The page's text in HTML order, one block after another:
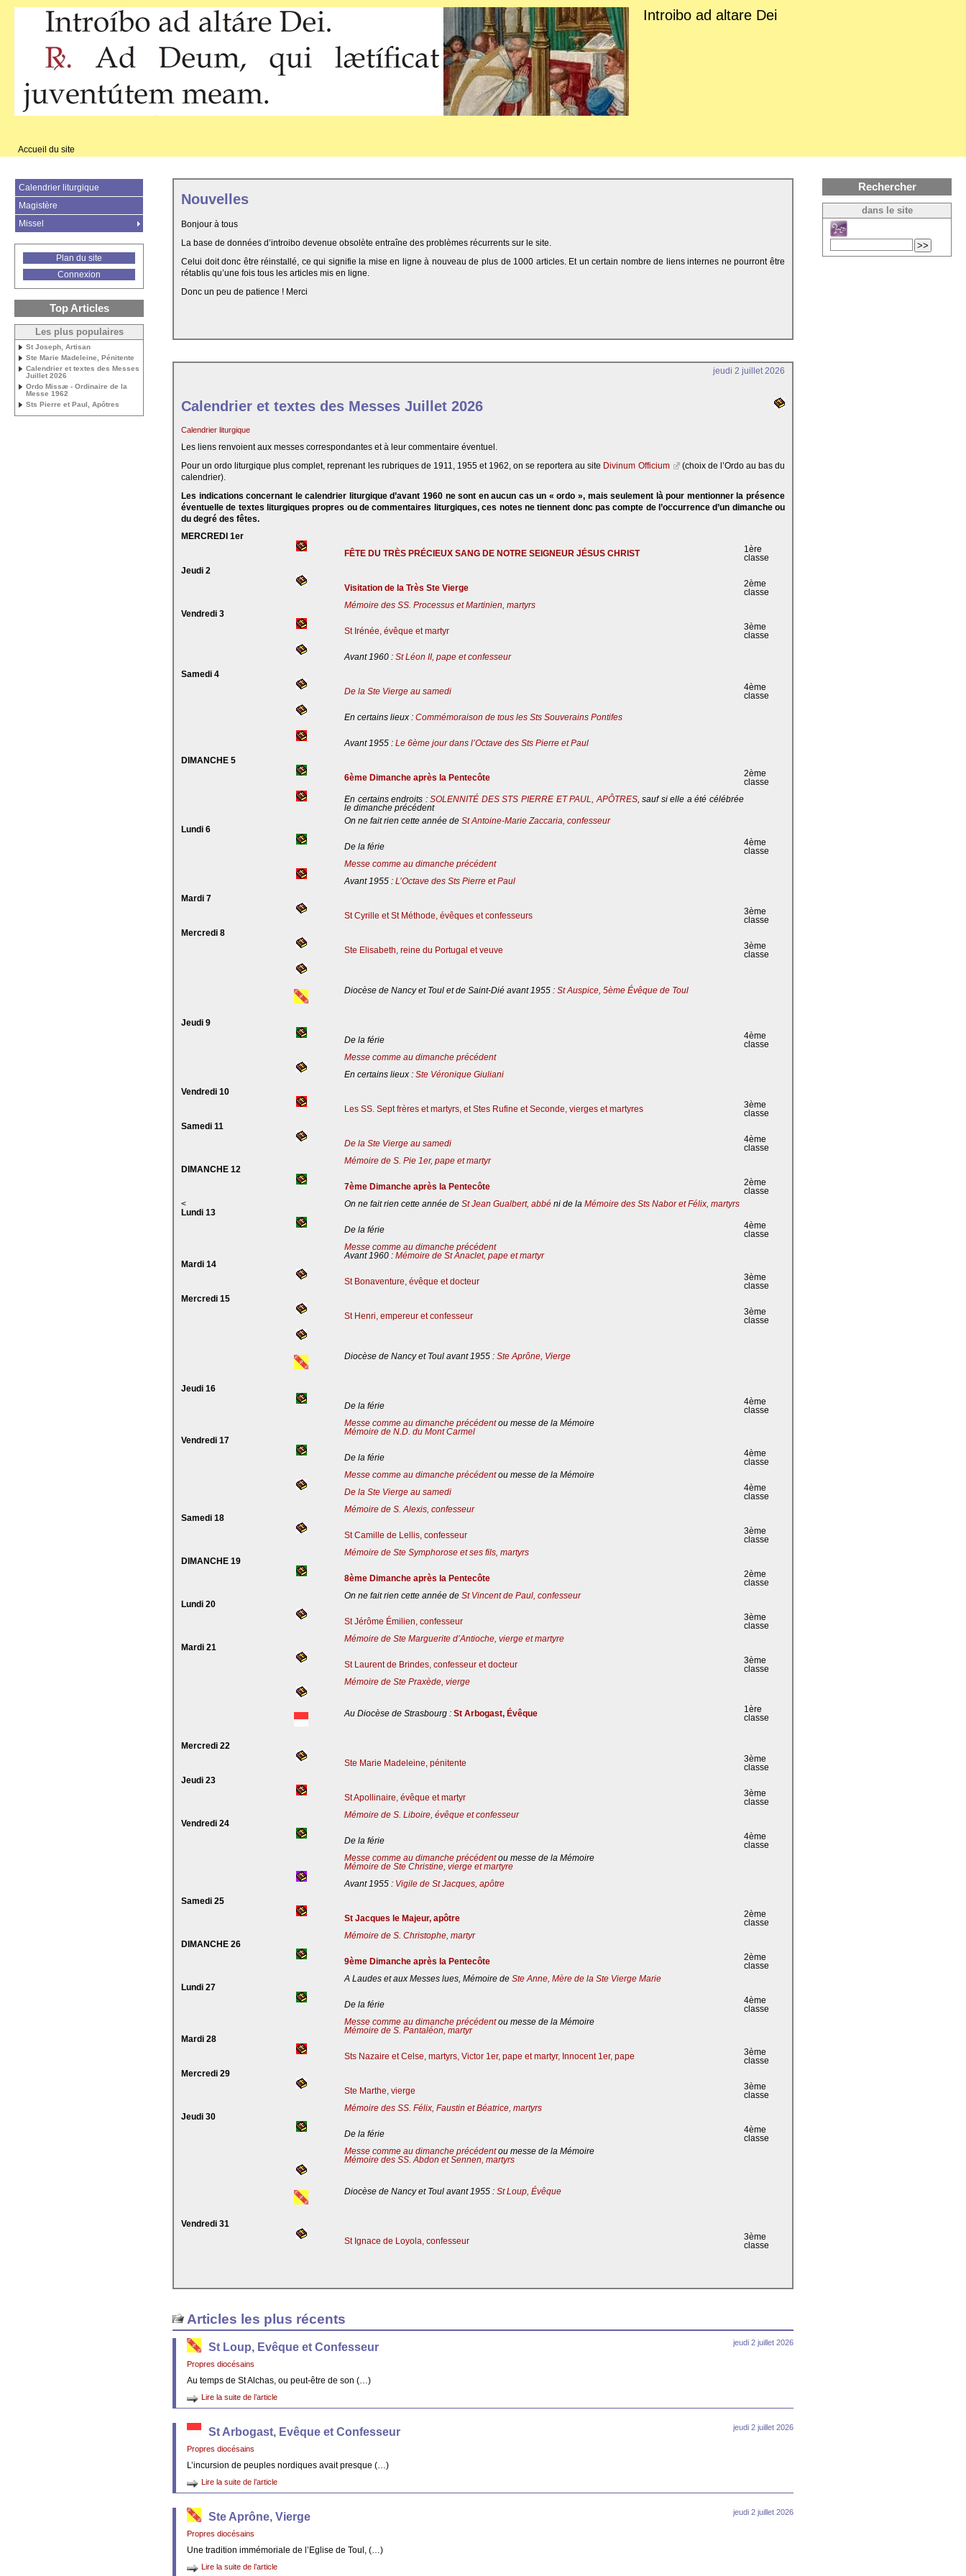
Introibo ad altare Dei
Accueil du site
Nouvelles
Bonjour à tous
La base de données d’introibo devenue obsolète entraîne des problèmes récurrents sur le site.
Celui doit donc être réinstallé, ce qui signifie la mise en ligne à nouveau de plus de 1000 articles. Et un certain nombre de liens internes ne pourront être
rétablis qu’une fois tous les articles mis en ligne.
Donc un peu de patience ! Merci
jeudi 2 juillet 2026
Calendrier et textes des Messes Juillet 2026
Calendrier liturgique
Les liens renvoient aux messes correspondantes et à leur commentaire éventuel.
Pour un ordo liturgique plus complet, reprenant les rubriques de 1911, 1955 et 1962, on se reportera au site Divinum Officium
(choix de l’Ordo au bas du
calendrier).
Les indications concernant le calendrier liturgique d’avant 1960 ne sont en aucun cas un « ordo », mais seulement là pour mentionner la présence
éventuelle de textes liturgiques propres ou de commentaires liturgiques, ces notes ne tiennent donc pas compte de l’occurrence d’un dimanche ou
du degré des fêtes.
MERCREDI 1er
FÊTE DU TRÈS PRÉCIEUX SANG DE NOTRE SEIGNEUR JÉSUS CHRIST
1ère
classe
Jeudi 2
Visitation de la Très Ste Vierge
2ème
classe
Mémoire des SS. Processus et Martinien, martyrs
Vendredi 3
St Irénée, évêque et martyr
3ème
classe
Avant 1960 : St Léon II, pape et confesseur
Samedi 4
De la Ste Vierge au samedi
4ème
classe
En certains lieux : Commémoraison de tous les Sts Souverains Pontifes
Avant 1955 : Le 6ème jour dans l’Octave des Sts Pierre et Paul
DIMANCHE 5
6ème Dimanche après la Pentecôte
2ème
classe
En certains endroits :SOLENNITÉ DES STS PIERRE ET PAUL, APÔTRES, sauf si elle a été célébrée
le dimanche précédent
On ne fait rien cette année de St Antoine-Marie Zaccaria, confesseur
Lundi 6
De la férie
4ème
classe
Messe comme au dimanche précédent
Avant 1955 : L’Octave des Sts Pierre et Paul
Mardi 7
St Cyrille et St Méthode, évêques et confesseurs
3ème
classe
Mercredi 8
Ste Elisabeth, reine du Portugal et veuve
3ème
classe
Diocèse de Nancy et Toul et de Saint-Dié avant 1955 : St Auspice, 5ème Évêque de Toul
Jeudi 9
De la férie
4ème
classe
Messe comme au dimanche précédent
En certains lieux : Ste Véronique Giuliani
Vendredi 10
Les SS. Sept frères et martyrs, et Stes Rufine et Seconde, vierges et martyres
3ème
classe
Samedi 11
De la Ste Vierge au samedi
4ème
classe
Mémoire de S. Pie 1er, pape et martyr
DIMANCHE 12
7ème Dimanche après la Pentecôte
2ème
classe
<
On ne fait rien cette année de St Jean Gualbert, abbé ni de la Mémoire des Sts Nabor et Félix, martyrs
Lundi 13
De la férie
4ème
classe
Messe comme au dimanche précédent
Avant 1960 : Mémoire de St Anaclet, pape et martyr
Mardi 14
St Bonaventure, évêque et docteur
3ème
classe
Mercredi 15
St Henri, empereur et confesseur
3ème
classe
Diocèse de Nancy et Toul avant 1955 : Ste Aprône, Vierge
Jeudi 16
De la férie
4ème
classe
Messe comme au dimanche précédentou messe de la Mémoire
Mémoire de N.D. du Mont Carmel
Vendredi 17
De la férie
4ème
classe
Messe comme au dimanche précédentou messe de la Mémoire
De la Ste Vierge au samedi
4ème
classe
Mémoire de S. Alexis, confesseur
Samedi 18
St Camille de Lellis, confesseur
3ème
classe
Mémoire de Ste Symphorose et ses fils, martyrs
DIMANCHE 19
8ème Dimanche après la Pentecôte
2ème
classe
On ne fait rien cette année de St Vincent de Paul, confesseur
Lundi 20
St Jérôme Émilien, confesseur
3ème
classe
Mémoire de Ste Marguerite d’Antioche, vierge et martyre
Mardi 21
St Laurent de Brindes, confesseur et docteur
3ème
classe
Mémoire de Ste Praxède, vierge
Au Diocèse de Strasbourg : St Arbogast, Évêque
1ère
classe
Mercredi 22
Ste Marie Madeleine, pénitente
3ème
classe
Jeudi 23
St Apollinaire, évêque et martyr
3ème
classe
Mémoire de S. Liboire, évêque et confesseur
Vendredi 24
De la férie
4ème
classe
Messe comme au dimanche précédentou messe de la Mémoire
Mémoire de Ste Christine, vierge et martyre
Avant 1955 : Vigile de St Jacques, apôtre
Samedi 25
St Jacques le Majeur, apôtre
2ème
classe
Mémoire de S. Christophe, martyr
DIMANCHE 26
9ème Dimanche après la Pentecôte
2ème
classe
A Laudes et aux Messes lues, Mémoire de Ste Anne, Mère de la Ste Vierge Marie
Lundi 27
De la férie
4ème
classe
Messe comme au dimanche précédentou messe de la Mémoire
Mémoire de S. Pantaléon, martyr
Mardi 28
Sts Nazaire et Celse, martyrs, Victor 1er, pape et martyr, Innocent 1er, pape
3ème
classe
Mercredi 29
Ste Marthe, vierge
3ème
classe
Mémoire des SS. Félix, Faustin et Béatrice, martyrs
Jeudi 30
De la férie
4ème
classe
Messe comme au dimanche précédentou messe de la Mémoire
Mémoire des SS. Abdon et Sennen, martyrs
Diocèse de Nancy et Toul avant 1955 : St Loup, Évêque
Vendredi 31
St Ignace de Loyola, confesseur
3ème
classe
Articles les plus récents
jeudi 2 juillet 2026
St Loup, Evêque et Confesseur
Propres diocésains
Au temps de St Alchas, ou peut-être de son (…)
Lire la suite de l’article
jeudi 2 juillet 2026
St Arbogast, Evêque et Confesseur
Propres diocésains
L’incursion de peuples nordiques avait presque (…)
Lire la suite de l’article
jeudi 2 juillet 2026
Ste Aprône, Vierge
Propres diocésains
Une tradition immémoriale de l’Eglise de Toul, (…)
Lire la suite de l’article
Calendrier liturgique
Magistère
Missel
Plan du site
Connexion
Top Articles
Les plus populaires
St Joseph, Artisan
Ste Marie Madeleine, Pénitente
Calendrier et textes des Messes
Juillet 2026
Ordo Missæ - Ordinaire de la
Messe 1962
Sts Pierre et Paul, Apôtres
Rechercher
dans le site